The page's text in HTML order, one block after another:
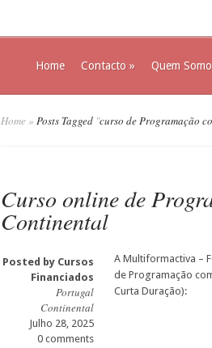
Home Contacto » Quem
Home » Posts Tagged "curso de Programação
Curso online de
Continental
Posted by Cursos
Financiados
Portugal
Continental
Julho 28, 2025
0 comments
A Multiformactiva –
de Programação
Curta Duração):